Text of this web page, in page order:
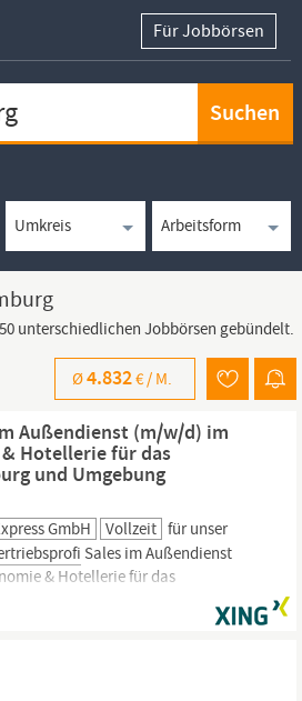
Für Jobbörsen
unterschiedlichen Jobbörsen gebündelt.
Ø4.832€ / M.
Außendienst (m/w/d) im
Hotellerie für das
und Umgebung
GmbH Vollzeit für unser
Sales im Außendienst
& Hotellerie für das
sie von unseren
deinen...